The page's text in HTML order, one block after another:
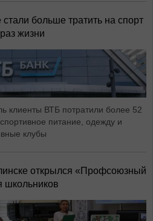
больше тратить на спорт
жизни
клиенты ВТБ потратили более 52
питание, одежду и
клубы
открылся «Профсоюзный
школьников